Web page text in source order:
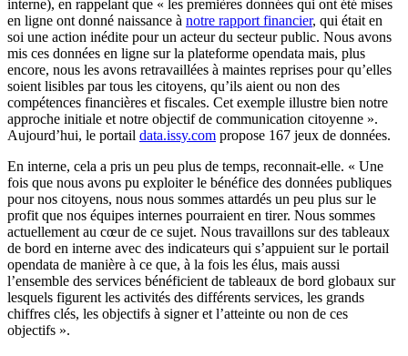
interne), en rappelant que « les premières données qui ont été mises
en ligne ont donné naissance à notre rapport financier, qui était en
soi une action inédite pour un acteur du secteur public. Nous avons
mis ces données en ligne sur la plateforme opendata mais, plus
encore, nous les avons retravaillées à maintes reprises pour qu’elles
soient lisibles par tous les citoyens, qu’ils aient ou non des
compétences financières et fiscales. Cet exemple illustre bien notre
approche initiale et notre objectif de communication citoyenne ».
Aujourd’hui, le portail data.issy.com propose 167 jeux de données.
En interne, cela a pris un peu plus de temps, reconnait-elle. « Une
fois que nous avons pu exploiter le bénéfice des données publiques
pour nos citoyens, nous nous sommes attardés un peu plus sur le
profit que nos équipes internes pourraient en tirer. Nous sommes
actuellement au cœur de ce sujet. Nous travaillons sur des tableaux
de bord en interne avec des indicateurs qui s’appuient sur le portail
opendata de manière à ce que, à la fois les élus, mais aussi
l’ensemble des services bénéficient de tableaux de bord globaux sur
lesquels figurent les activités des différents services, les grands
chiffres clés, les objectifs à signer et l’atteinte ou non de ces
objectifs ».